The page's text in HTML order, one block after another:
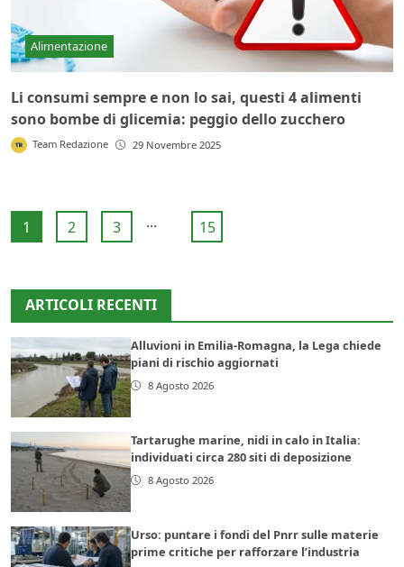
Alimentazione
Li consumi sempre e non lo sai, questi 4 alimenti
sono bombe di glicemia: peggio dello zucchero
Team Redazione 29 Novembre 2025
1 2 3 ... 15
ARTICOLI RECENTI
Alluvioni in Emilia-Romagna, la Lega chiede
piani di rischio aggiornati
8 Agosto 2026
Tartarughe marine, nidi in calo in Italia:
individuati circa 280 siti di deposizione
8 Agosto 2026
Urso: puntare i fondi del Pnrr sulle materie
prime critiche per rafforzare l’industria